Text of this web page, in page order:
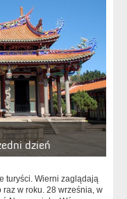
dzień
turyści. Wierni zaglądają
w roku. 28 września, w